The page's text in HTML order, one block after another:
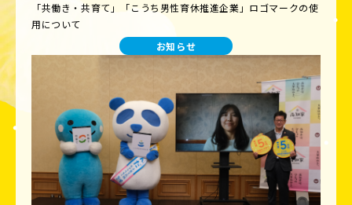
「共働き・共育て」「こうち男性育休推進企業」ロゴマークの使
用について
お知らせ